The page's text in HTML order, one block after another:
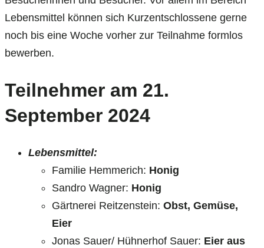
Lebensmittel können sich Kurzentschlossene gerne
noch bis eine Woche vorher zur Teilnahme formlos
bewerben.
Teilnehmer am 21.
September 2024
Lebensmittel:
Familie Hemmerich: Honig
Sandro Wagner: Honig
Gärtnerei Reitzenstein: Obst, Gemüse,
Eier
Jonas Sauer/ Hühnerhof Sauer: Eier aus